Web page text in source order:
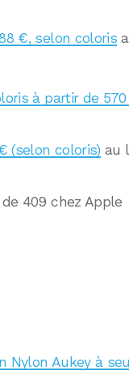
€, selon coloris
à partir de
(selon coloris) au
409 chez Apple
Nylon Aukey à